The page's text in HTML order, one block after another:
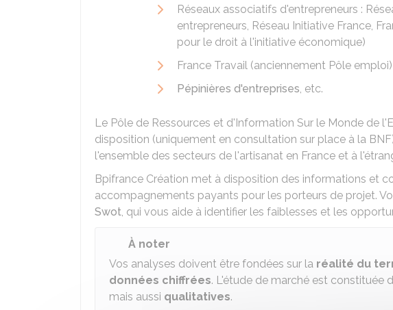
Réseaux associatifs d'entrepreneurs :
entrepreneurs, Réseau Initiative France,
pour le droit à l'initiative économique)
France Travail (anciennement Pôle emploi)
Pépinières d'entreprises, etc.
Le Pôle de Ressources et d'Information Sur le Monde de
disposition (uniquement en consultation sur place à la BNF
l'ensemble des secteurs de l'artisanat en France et à
Bpifrance Création met à disposition des informations et
accompagnements payants pour les porteurs de projet.
Swot, qui vous aide à identifier les faiblesses et les
À noter
Vos analyses doivent être fondées sur la réalité du
données chiffrées. L'étude de marché est constituée
mais aussi qualitatives.